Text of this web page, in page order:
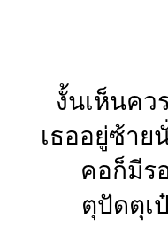
งั้นเห็นคว
เธออยู่ซ้าย
คอก็มีร
ตุปัดตุเ